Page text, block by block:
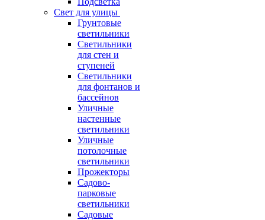
Свет для улицы
Грунтовые
светильники
Светильники
для стен и
ступеней
Светильники
для фонтанов и
бассейнов
Уличные
настенные
светильники
Уличные
потолочные
светильники
Прожекторы
Садово-
парковые
светильники
Садовые